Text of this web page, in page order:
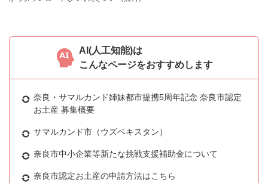
AI(人工知能)は
こんなページをおすすめします
奈良・サマルカンド姉妹都市提携5周年記念 奈良市認定
お土産 募集概要
サマルカンド市（ウズベキスタン）
奈良市中小企業等新たな挑戦支援補助金について
奈良市認定お土産の申請方法はこちら